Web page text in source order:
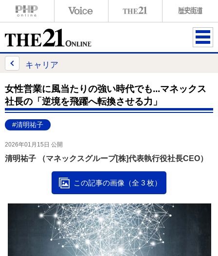
ME
キャリア
女性営業に風当たりの強い時代でも...マネックス
社長の「逆境を飛躍へ転換させる力」
#清明祐子
2026年01月15日 公開
清明祐子 （マネックスグループ[株]代表執行役社長CEO）
この記事の画像（全 3 枚）